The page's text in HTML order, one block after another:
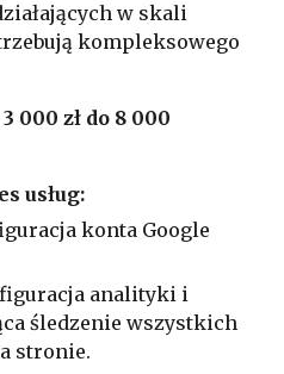
w skali
kompleksowego
3 000 zł do 8 000
usług:
konta Google
analityki i
śledzenie wszystkich
stronie.